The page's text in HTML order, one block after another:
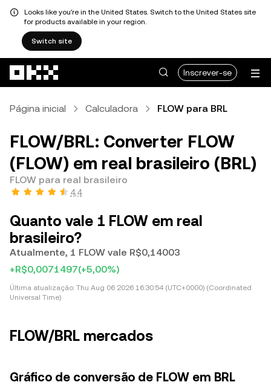
Looks like you're in the United States. Switch to the United States site
for products available in your region.
Switch site
Inscrever-se
Página inicial Calculadora FLOW para BRL
FLOW/BRL: Converter FLOW
(FLOW) em real brasileiro (BRL)
FLOW para real brasileiro
4,4
Quanto vale 1 FLOW em real
brasileiro?
Atualmente, 1 FLOW vale R$0,14003
+R$0,0071497(+5,00%)
Última atualização: Thu Aug 06 2026 16:30:54 (UTC+0000) (Coordinated
Universal Time)
FLOW/BRL mercados
Gráfico de conversão de FLOW em BRL